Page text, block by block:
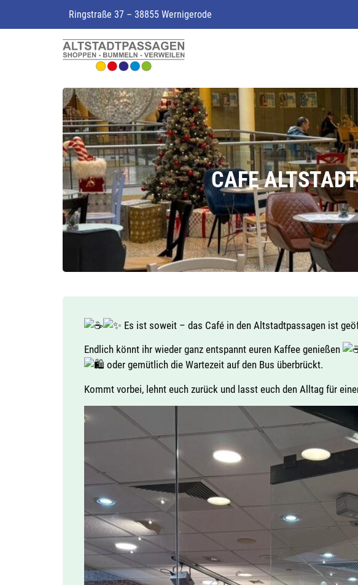
Ringstraße 37 – 38855 Wernigerode
CAFE
Es ist soweit – das Café in den Altstadtpassagen ist
Endlich könnt ihr wieder ganz entspannt euren Kaffee genießen
oder gemütlich die Wartezeit auf den Bus überbrückt.
Kommt vorbei, lehnt euch zurück und lasst euch den Alltag für